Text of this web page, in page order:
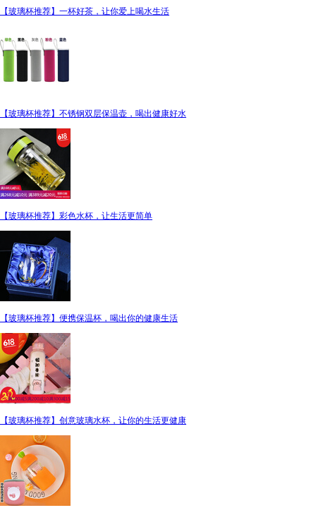
【玻璃杯推荐】一杯好茶，让你爱上喝水生活
【玻璃杯推荐】不锈钢双层保温壶，喝出健康好水
【玻璃杯推荐】彩色水杯，让生活更简单
【玻璃杯推荐】便携保温杯，喝出你的健康生活
【玻璃杯推荐】创意玻璃水杯，让你的生活更健康